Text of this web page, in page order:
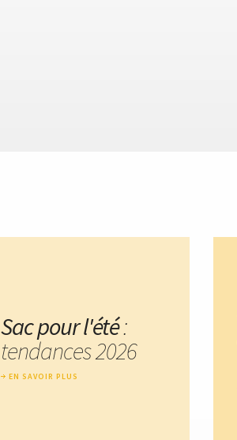
Sac pour l'été:
tendances 2026
EN SAVOIR PLUS